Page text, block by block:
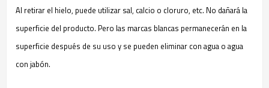
Al retirar el hielo, puede utilizar sal, calcio o cloruro, etc. No dañará la
superficie del producto. Pero las marcas blancas permanecerán en la
superficie después de su uso y se pueden eliminar con agua o agua
con jabón.